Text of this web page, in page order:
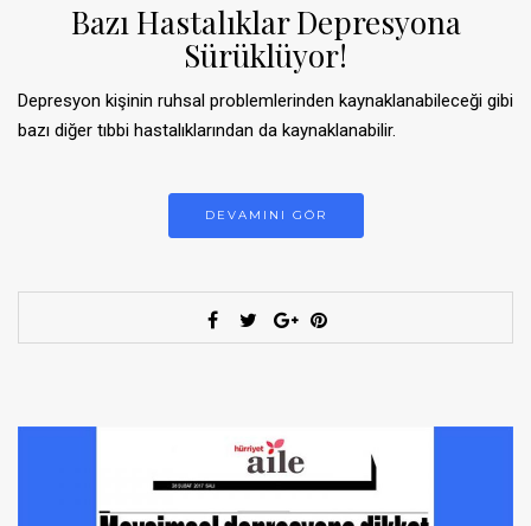
Bazı Hastalıklar Depresyona
Sürüklüyor!
Depresyon kişinin ruhsal problemlerinden kaynaklanabileceği gibi
bazı diğer tıbbi hastalıklarından da kaynaklanabilir.
DEVAMINI GÖR